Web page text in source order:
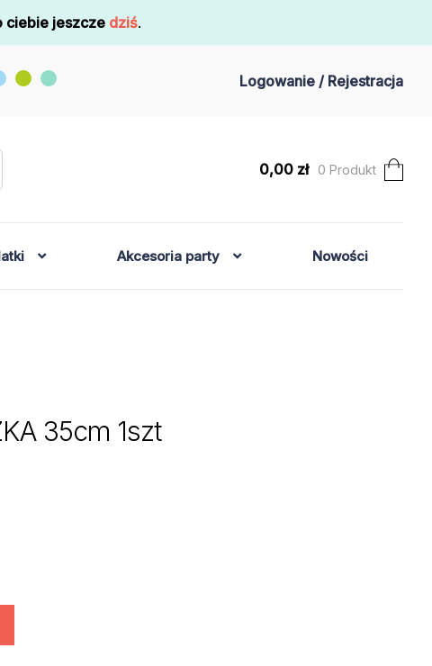
ciebie jeszcze dziś.
Logowanie / Rejestracja
0,00 zł 0 Produkt
Akcesoria party Nowości
35cm 1szt